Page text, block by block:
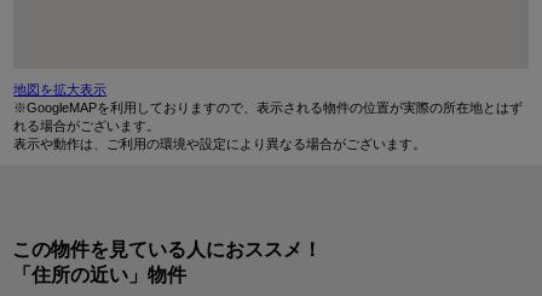
地図を拡大表示
※GoogleMAPを利用しておりますので、表示される物件の位置が実際の所在地とはず
れる場合がございます。
表示や動作は、ご利用の環境や設定により異なる場合がございます。
この物件を見ている人におススメ！
「住所の近い」物件